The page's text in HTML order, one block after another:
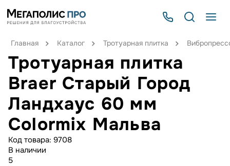
Главная Каталог Тротуарная плитка
Тротуарная плитка
Braer Старый Город
Ландхаус 60 мм
Colormix Мальва
Код товара: 9708
В наличии
5